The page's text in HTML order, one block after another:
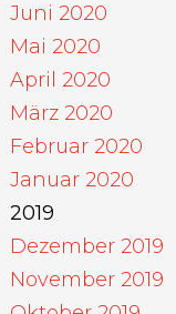
Juni 2020
Mai 2020
April 2020
März 2020
Februar 2020
Januar 2020
2019
Dezember 2019
November 2019